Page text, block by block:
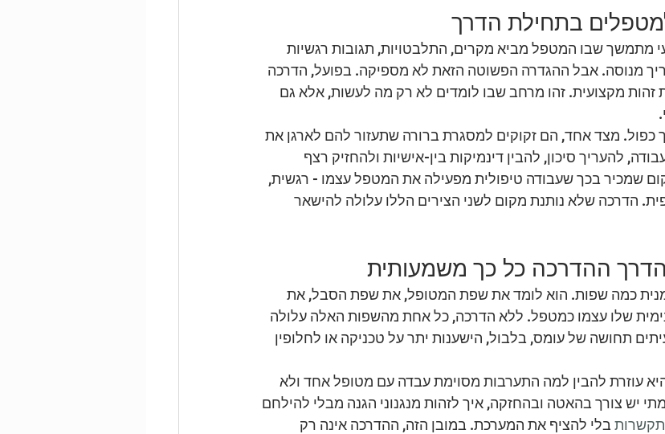
בתחילת הדרך
מתמשך שבו המטפל מביא מקרים, התלבטויות, תגובות רגשיות
מנוסה. אבל ההגדרה הפשוטה הזאת לא מספיקה. בפועל, הדרכה
מקצועית. זהו מרחב שבו לומדים לא רק מה לעשות, אלא גם
כפול. מצד אחד, הם זקוקים למסגרת ברורה שתעזור להם לארגן את
להעריך סיכון, להבין דינמיקות בין-אישיות ולהחזיק רצף
שמכיר בכך שעבודה טיפולית מפעילה את המטפל עצמו - רגשית,
הדרכה שלא נותנת מקום לשני הצירים הללו עלולה להישאר
ההדרכה כל כך משמעותית
כמה שפות. הוא לומד את שפת המטופל, את שפת הסבל, את
שלו עצמו כמטפל. ללא הדרכה, כל אחת מהשפות האלה עלולה
תחושה של עומס, בלבול, הישענות יתר על טכניקה או לחלופין
עוזרת להבין למה התערבות מסוימת עבדה עם מטופל אחד ולא
יש צורך בהאטה ובהחזקה, איך לזהות מנגנוני הגנה מבלי להילחם
בלי להציף את המערכת. במובן הזה, ההדרכה אינה רק